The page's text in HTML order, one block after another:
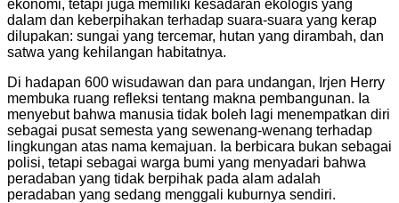
ekonomi, tetapi juga memiliki kesadaran ekologis yang
dalam dan keberpihakan terhadap suara-suara yang kerap
dilupakan: sungai yang tercemar, hutan yang dirambah, dan
satwa yang kehilangan habitatnya.
Di hadapan 600 wisudawan dan para undangan, Irjen Herry
membuka ruang refleksi tentang makna pembangunan. Ia
menyebut bahwa manusia tidak boleh lagi menempatkan diri
sebagai pusat semesta yang sewenang-wenang terhadap
lingkungan atas nama kemajuan. Ia berbicara bukan sebagai
polisi, tetapi sebagai warga bumi yang menyadari bahwa
peradaban yang tidak berpihak pada alam adalah
peradaban yang sedang menggali kuburnya sendiri.